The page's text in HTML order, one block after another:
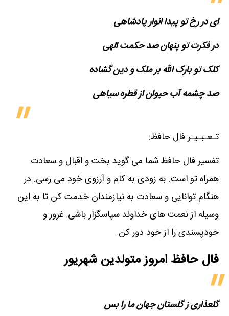
ای در رخ تو پیدا انوار پادشاهی
در فکرت تو پنهان صد حکمت الهی
کلک تو بارک الله بر ملک و دین گشاده
صد چشمه آب حیوان از قطره سیاهی
تـعـبـیـر فال حافظ:
تفسیر فال حافظ شما می گوید بخت و اقبال و سعادت
همراه تو است. به زودی به کام و آرزوی خود می رسی. در
هنگام توانایی و سعادت به نیازمندان خدمت کن تا به این
وسیله از نعمت های خداوند سپاسگزار باشی. غرور و
خودپسندی را از خود دور کن.
فال حافظ امروز متولدین‌ شهریور
گلعذاری ز گلستان جهان ما را بس